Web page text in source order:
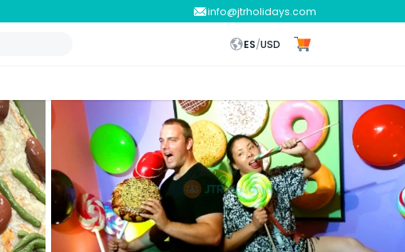
info@jtrholidays.com
ES/USD